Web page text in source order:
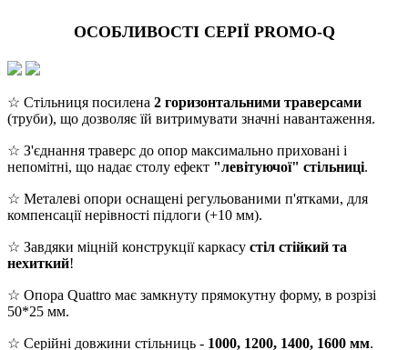
ОСОБЛИВОСТІ СЕРІЇ PROMO-Q
☆ Стільниця посилена 2 горизонтальними траверсами
(труби), що дозволяє їй витримувати значні навантаження.
☆ З'єднання траверс до опор максимально приховані і
непомітні, що надає столу ефект "левітуючої" стільниці.
☆ Металеві опори оснащені регульованими п'ятками, для
компенсації нерівності підлоги (+10 мм).
☆ Завдяки міцній конструкції каркасу стіл стійкий та
нехиткий!
☆ Опора Quattro має замкнуту прямокутну форму, в розрізі
50*25 мм.
☆ Серійні довжини стільниць - 1000, 1200, 1400, 1600 мм.